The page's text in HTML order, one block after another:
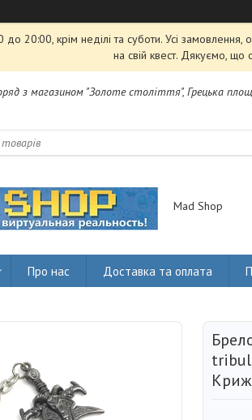
20:00, крім неділі та суботи. Усі
на свій квест. Дякуємо, що
з магазином "Золоте століття", Грецька
Mad Shop
Про нас Доставка та оплата